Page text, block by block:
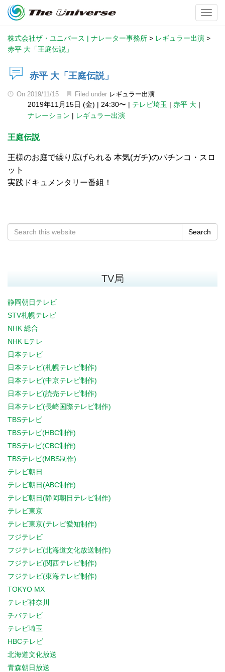
株式会社ザ・ユニバース | ナレーター事務所 > レギュラー出演 >
赤平 大「王庭伝説」
赤平 大「王庭伝説」
On 2019/11/15 Filed under レギュラー出演
2019年11月15日 (金) | 24:30〜 | テレビ埼玉 | 赤平 大 |
ナレーション | レギュラー出演
王庭伝説
王様のお庭で繰り広げられる 本気(ガチ)のパチンコ・スロ
ット
実践ドキュメンタリー番組！
Search
TV局
静岡朝日テレビ
STV札幌テレビ
NHK 総合
NHK Eテレ
日本テレビ
日本テレビ(札幌テレビ制作)
日本テレビ(中京テレビ制作)
日本テレビ(読売テレビ制作)
日本テレビ(長崎国際テレビ制作)
TBSテレビ
TBSテレビ(HBC制作)
TBSテレビ(CBC制作)
TBSテレビ(MBS制作)
テレビ朝日
テレビ朝日(ABC制作)
テレビ朝日(静岡朝日テレビ制作)
テレビ東京
テレビ東京(テレビ愛知制作)
フジテレビ
フジテレビ(北海道文化放送制作)
フジテレビ(関西テレビ制作)
フジテレビ(東海テレビ制作)
TOKYO MX
テレビ神奈川
チバテレビ
テレビ埼玉
HBCテレビ
北海道文化放送
青森朝日放送